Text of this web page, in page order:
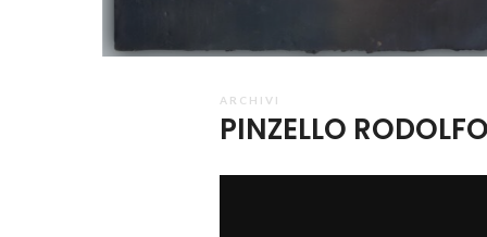
ARCHIVI
PINZELLO RODOLFO